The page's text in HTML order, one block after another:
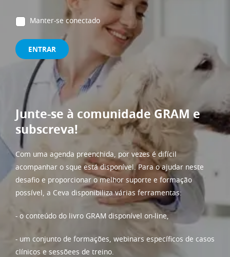
Manter-se conectado
ENTRAR
Junte-se à comunidade GRAM e
subscreva!
Com uma agenda preenchida, por vezes é difícil
acompanhar o sque está disponível. Para o ajudar neste
desafio e proporcionar o melhor suporte e formação
possível, a Ceva disponibiliza várias ferramentas:
- o conteúdo do livro GRAM disponível on-line,
- um conjunto de formações, webinars específicos de casos
clínicos e sessõees de treino.